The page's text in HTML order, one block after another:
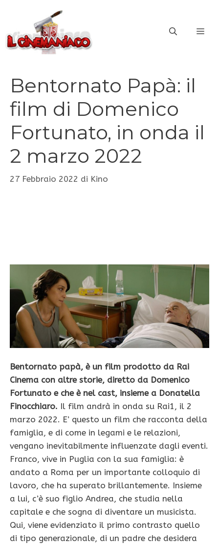
contenuto
Bentornato Papà: il
film di Domenico
Fortunato, in onda il
2 marzo 2022
27 Febbraio 2022 di Kino
Bentornato papà, è un film prodotto da Rai
Cinema con altre storie, diretto da Domenico
Fortunato e che è nel cast, insieme a Donatella
Finocchiaro. Il film andrà in onda su Rai1, il 2
marzo 2022. E’ questo un film che racconta della
famiglia, e di come in legami e le relazioni,
vengano inevitabilmente influenzate dagli eventi.
Franco, vive in Puglia con la sua famiglia: è
andato a Roma per un importante colloquio di
lavoro, che ha superato brillantemente. Insieme
a lui, c’è suo figlio Andrea, che studia nella
capitale e che sogna di diventare un musicista.
Qui, viene evidenziato il primo contrasto quello
di tipo generazionale, di un padre che desidera